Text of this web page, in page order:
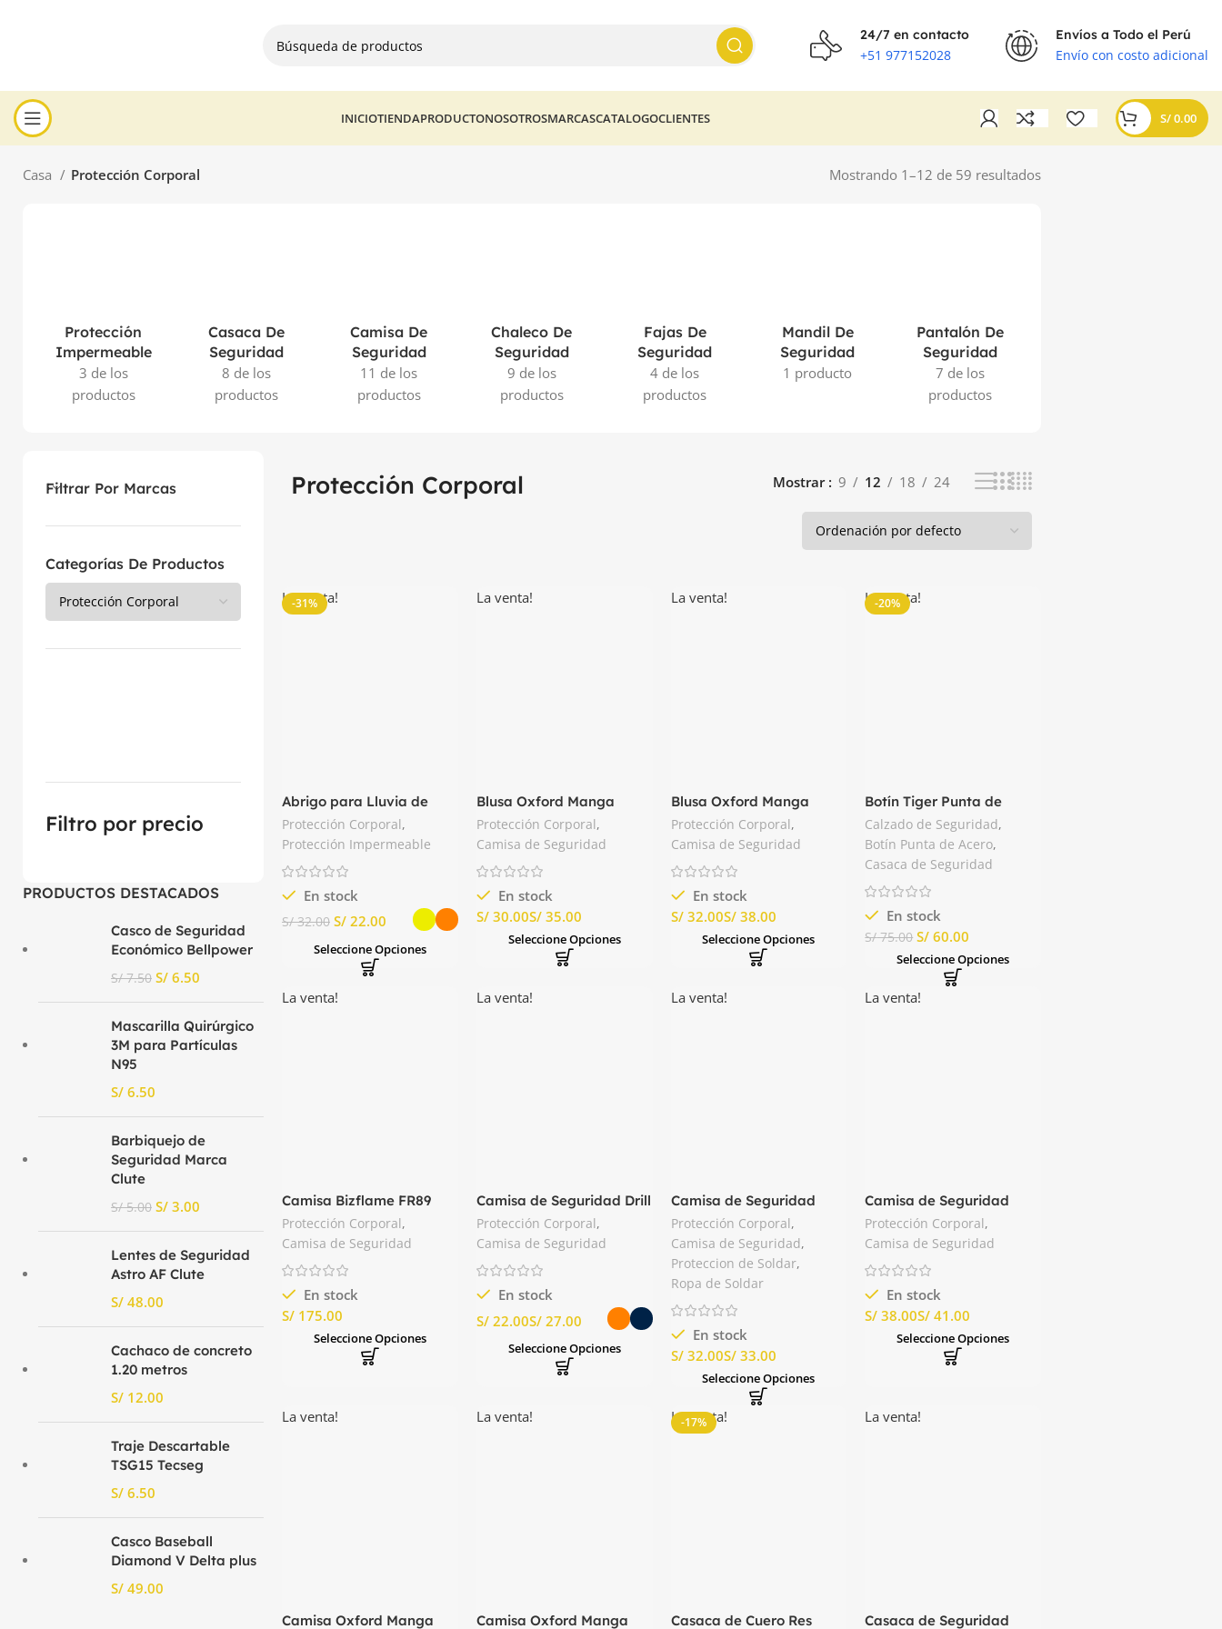
24/7 en contacto
+51 977152028
Envíos a Todo el Perú
Envío con costo adicional
INICIOTIENDAPRODUCTONOSOTROSMARCASCATALOGOCLIENTES S/0.00
Casa Protección Corporal Mostrando 1–12 de 59 resultados
Protección
Impermeable
3 de los
productos
Casaca De
Seguridad
8 de los
productos
Camisa De
Seguridad
11 de los
productos
Chaleco De
Seguridad
9 de los
productos
Fajas De
Seguridad
4 de los
productos
Mandil De
Seguridad
1 producto
Pantalón De
Seguridad
7 de los
productos
Filtrar Por Marcas
Categorías De Productos
Filtro por precio
PRODUCTOS DESTACADOS
Casco de Seguridad
Económico Bellpower
S/7.50 S/ 6.50
Mascarilla Quirúrgico
3M para Partículas
N95
S/
Barbiquejo de
Seguridad Marca
Clute
S/5.00 S/ 3.00
Lentes de Seguridad
Astro AF Clute
S/
Cachaco de concreto
1.20 metros
S/
Traje Descartable
TSG15 Tecseg
S/
Casco Baseball
Diamond V Delta plus
S/
Protección Corporal Mostrar 9 12 18 24
-31%
La venta!
Abrigo para Lluvia de
PVC Clute
Protección Corporal,
Protección Impermeable
En stock
S/32.00 S/ 22.00
Seleccione Opciones
La venta!
Blusa Oxford Manga
Corta Color Azul Italiano
Protección Corporal,
Camisa de Seguridad
En stock
S/
S/
Seleccione Opciones
La venta!
Blusa Oxford Manga
Larga Color Azul Italiano
Protección Corporal,
Camisa de Seguridad
En stock
S/
S/
Seleccione Opciones
-20%
La venta!
Botín Tiger Punta de
Acero Panzer
Calzado de Seguridad,
Botín Punta de Acero,
Casaca de Seguridad
En stock
S/75.00 S/ 60.00
Seleccione Opciones
La venta!
Camisa Bizflame FR89
88/12 8.2 cal/cm2
Portwest
Protección Corporal,
Camisa de Seguridad
En stock
S/
Seleccione Opciones
La venta!
Camisa de Seguridad Drill
Tecnologia
Protección Corporal,
Camisa de Seguridad
En stock
S/
S/
Seleccione Opciones
La venta!
Camisa de Seguridad
Jean Crudo
Protección Corporal,
Camisa de Seguridad,
Proteccion de Soldar,
Ropa de Soldar
En stock
S/
S/
Seleccione Opciones
La venta!
Camisa de Seguridad
Jean Procesado
Protección Corporal,
Camisa de Seguridad
En stock
S/
S/
Seleccione Opciones
La venta!
Camisa Oxford Manga
La venta!
Camisa Oxford Manga
-17%
La venta!
Casaca de Cuero Res
La venta!
Casaca de Seguridad